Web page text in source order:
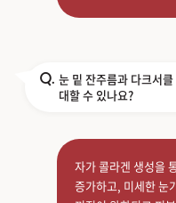
Q. 눈 밑 잔주름과 다크서
대할 수 있나요?
자가 콜라겐 생성을
증가하고, 미세한 눈